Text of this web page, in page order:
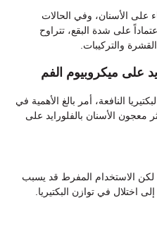
على الأسنان، وفي الحالات
على شدة البقع، تتراوح
والتركيبات.
على ميكروبيوم الفم
النافعة، أمر بالغ الأهمية في
الأسنان بالفلورايد على
لكن الاستخدام المفرط قد يسبب
اختلال في توازن البكتيريا.